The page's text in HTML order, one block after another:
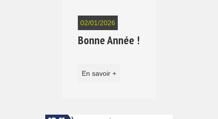
02/01/2026
Bonne Année !
En savoir +